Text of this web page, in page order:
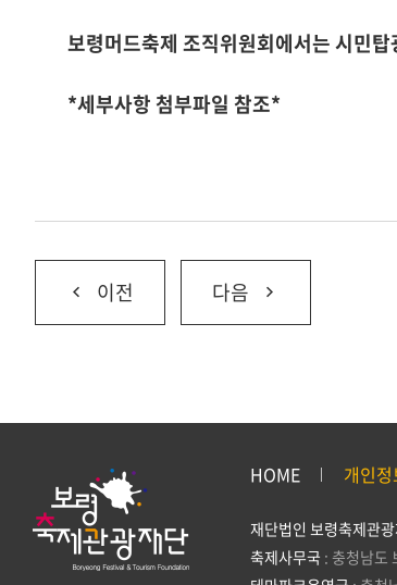
보령머드축제 조직위원회에서는 시민
*세부사항 첨부파일 참조*
이전 다음
HOME 개인
재단법인 보령축제관
축제사무국 : 충청남도